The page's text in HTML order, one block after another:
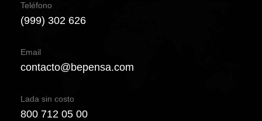
Teléfono
(999) 302 626
Email
contacto@bepensa.com
Lada sin costo
800 712 05 00